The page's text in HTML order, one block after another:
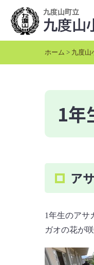
動
ホーム > 九度山
1年
ア
1年生のアサ
ガオの花が